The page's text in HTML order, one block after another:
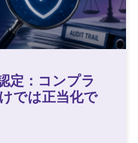
定：コンプラ
では正当化で